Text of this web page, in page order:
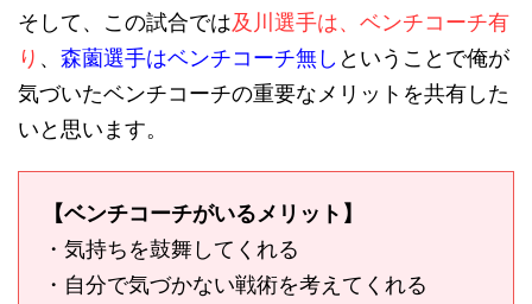
そして、この試合では及川選手は、ベンチコーチ有
り 、 森薗選手はベンチコーチ無し ということで俺が
気づいたベンチコーチの重要なメリットを共有した
いと思います。
【ベンチコーチがいるメリット】
・気持ちを鼓舞してくれる
・自分で気づかない戦術を考えてくれる